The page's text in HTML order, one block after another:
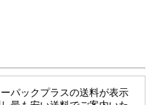
パックプラスの送料が表示